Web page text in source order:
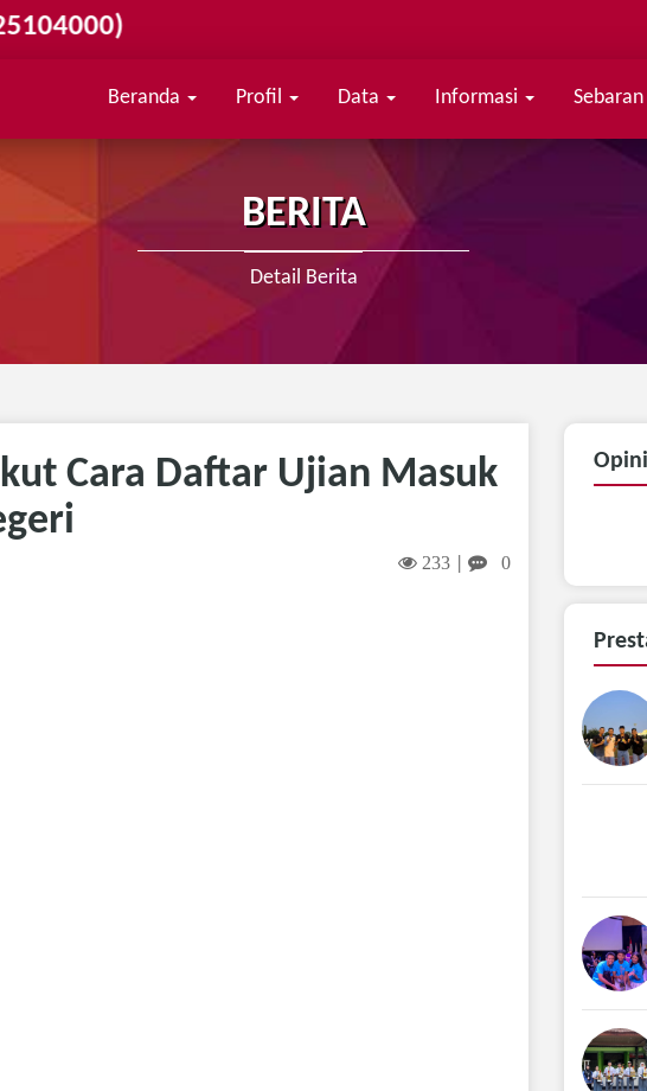
Beranda Profil Data Informasi
BERITA
Detail Berita
Cara Daftar Ujian Masuk
233 0
Opini